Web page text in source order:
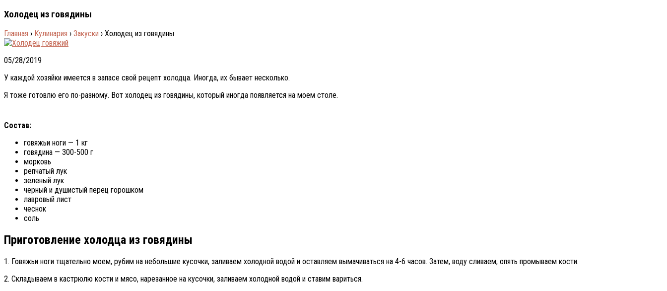
Холодец из говядины
Главная › Кулинария › Закуски › Холодец из говядины
05/28/2019
У каждой хозяйки имеется в запасе свой рецепт холодца. Иногда, их бывает несколько.
Я тоже готовлю его по-разному. Вот холодец из говядины, который иногда появляется на моем столе.
Состав:
говяжьи ноги — 1 кг
говядина — 300-500 г
морковь
репчатый лук
зеленый лук
черный и душистый перец горошком
лавровый лист
чеснок
соль
Приготовление холодца из говядины
1. Говяжьи ноги тщательно моем, рубим на небольшие кусочки, заливаем холодной водой и оставляем вымачиваться на 4-6 часов. Затем, воду сливаем, опять промываем кости.
2. Складываем в кастрюлю кости и мясо, нарезанное на кусочки, заливаем холодной водой и ставим вариться.